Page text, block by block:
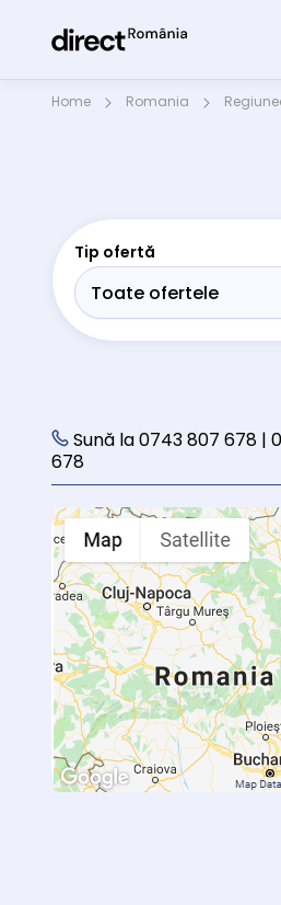
Home Romania
Tip ofertă
Sună la 0743 807 678 |
678